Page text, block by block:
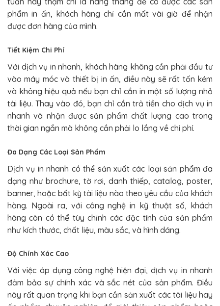
phẩm in ấn, khách hàng chỉ cần mất vài giờ để nhận
được đơn hàng của mình.
Tiết Kiệm Chi Phí
Với dịch vụ in nhanh, khách hàng không cần phải đầu tư
vào máy móc và thiết bị in ấn, điều này sẽ rất tốn kém
và không hiệu quả nếu bạn chỉ cần in một số lượng nhỏ
tài liệu. Thay vào đó, bạn chỉ cần trả tiền cho dịch vụ in
nhanh và nhận được sản phẩm chất lượng cao trong
thời gian ngắn mà không cần phải lo lắng về chi phí.
Đa Dạng Các Loại Sản Phẩm
Dịch vụ in nhanh có thể sản xuất các loại sản phẩm đa
dạng như brochure, tờ rơi, danh thiếp, catalog, poster,
banner, hoặc bất kỳ tài liệu nào theo yêu cầu của khách
hàng. Ngoài ra, với công nghệ in kỹ thuật số, khách
hàng còn có thể tùy chỉnh các đặc tính của sản phẩm
như kích thước, chất liệu, màu sắc, và hình dáng.
Độ Chính Xác Cao
Với việc áp dụng công nghệ hiện đại, dịch vụ in nhanh
đảm bảo sự chính xác và sắc nét của sản phẩm. Điều
này rất quan trọng khi bạn cần sản xuất các tài liệu hay